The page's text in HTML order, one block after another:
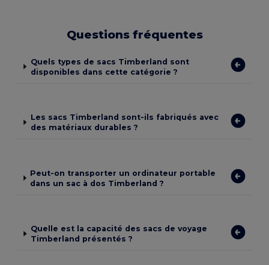
Questions fréquentes
Quels types de sacs Timberland sont
disponibles dans cette catégorie ?
Les sacs Timberland sont-ils fabriqués avec
des matériaux durables ?
Peut-on transporter un ordinateur portable
dans un sac à dos Timberland ?
Quelle est la capacité des sacs de voyage
Timberland présentés ?